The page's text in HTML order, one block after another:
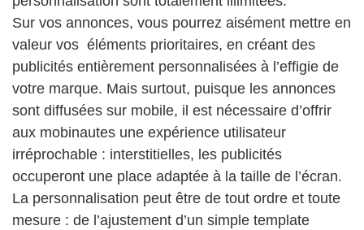
Sur vos annonces, vous pourrez aisément mettre en
valeur vos éléments prioritaires, en créant des
publicités entièrement personnalisées à l’effigie de
votre marque. Mais surtout, puisque les annonces
sont diffusées sur mobile, il est nécessaire d’offrir
aux mobinautes une expérience utilisateur
irréprochable : interstitielles, les publicités
occuperont une place adaptée à la taille de l’écran.
La personnalisation peut être de tout ordre et toute
mesure : de l’ajustement d’un simple template